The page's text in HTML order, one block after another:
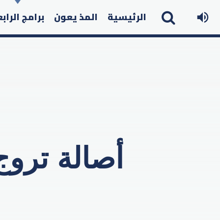
الرئيسية المذ يعون برامج
أصالة